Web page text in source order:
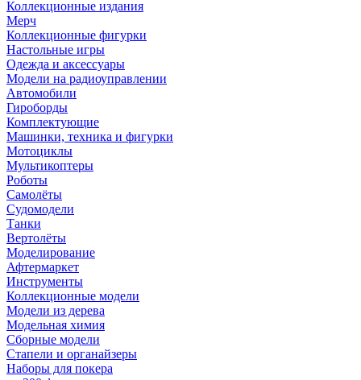
Коллекционные издания
Мерч
Коллекционные фигурки
Настольные игры
Одежда и аксессуары
Модели на радиоуправлении
Автомобили
Гироборды
Комплектующие
Машинки, техника и фигурки
Мотоциклы
Мультикоптеры
Роботы
Самолёты
Судомодели
Танки
Вертолёты
Моделирование
Афтермаркет
Инструменты
Коллекционные модели
Модели из дерева
Модельная химия
Сборные модели
Стапели и органайзеры
Наборы для покера